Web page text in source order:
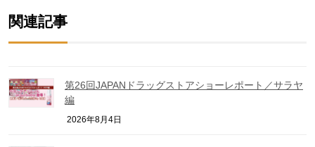
関連記事
第26回JAPANドラッグストアショーレポート／サラヤ
編
2026年8月4日